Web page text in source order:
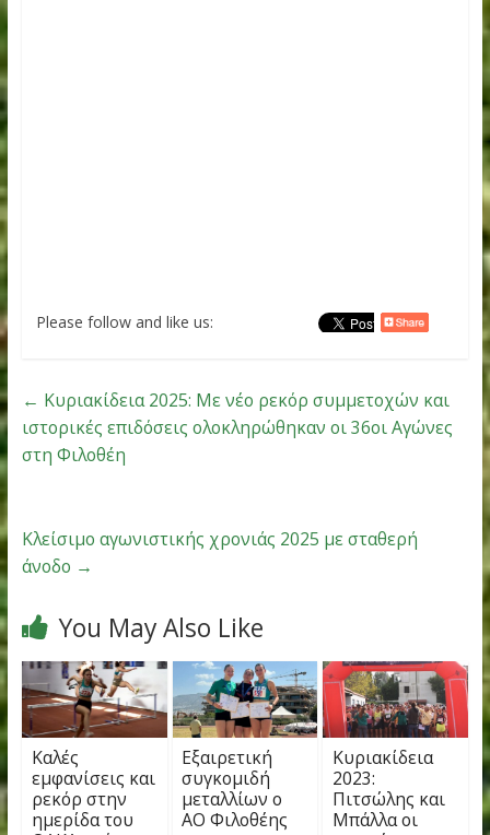
←Κυριακίδεια 2025: Με νέο ρεκόρ συμμετοχών
ιστορικές επιδόσεις ολοκληρώθηκαν οι 36οι
στη Φιλοθέη